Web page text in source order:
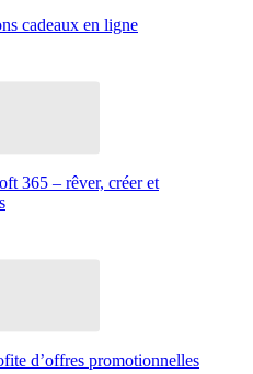
cadeaux en ligne
365 – rêver, créer et
d’offres promotionnelles